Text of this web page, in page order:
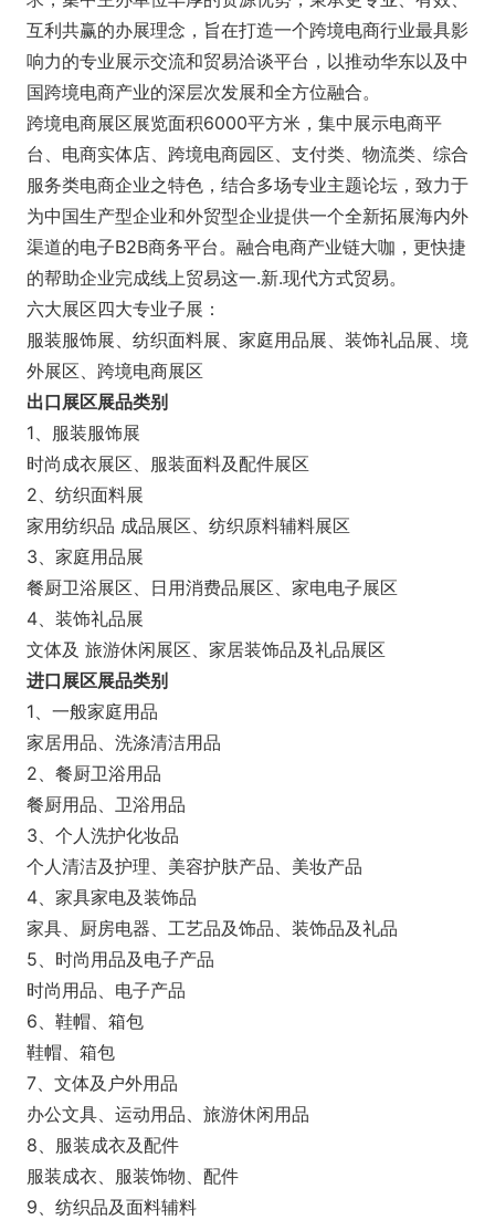
互利共赢的办展理念，旨在打造一个跨境电商行业最具影
响力的专业展示交流和贸易洽谈平台，以推动华东以及中
国跨境电商产业的深层次发展和全方位融合。
跨境电商展区展览面积6000平方米，集中展示电商平
台、电商实体店、跨境电商园区、支付类、物流类、综合
服务类电商企业之特色，结合多场专业主题论坛，致力于
为中国生产型企业和外贸型企业提供一个全新拓展海内外
渠道的电子B2B商务平台。融合电商产业链大咖，更快捷
的帮助企业完成线上贸易这一.新.现代方式贸易。
六大展区四大专业子展：
服装服饰展、纺织面料展、家庭用品展、装饰礼品展、境
外展区、跨境电商展区
出口展区展品类别
1、服装服饰展
时尚成衣展区、服装面料及配件展区
2、纺织面料展
家用纺织品 成品展区、纺织原料辅料展区
3、家庭用品展
餐厨卫浴展区、日用消费品展区、家电电子展区
4、装饰礼品展
文体及 旅游休闲展区、家居装饰品及礼品展区
进口展区展品类别
1、一般家庭用品
家居用品、洗涤清洁用品
2、餐厨卫浴用品
餐厨用品、卫浴用品
3、个人洗护化妆品
个人清洁及护理、美容护肤产品、美妆产品
4、家具家电及装饰品
家具、厨房电器、工艺品及饰品、装饰品及礼品
5、时尚用品及电子产品
时尚用品、电子产品
6、鞋帽、箱包
鞋帽、箱包
7、文体及户外用品
办公文具、运动用品、旅游休闲用品
8、服装成衣及配件
服装成衣、服装饰物、配件
9、纺织品及面料辅料